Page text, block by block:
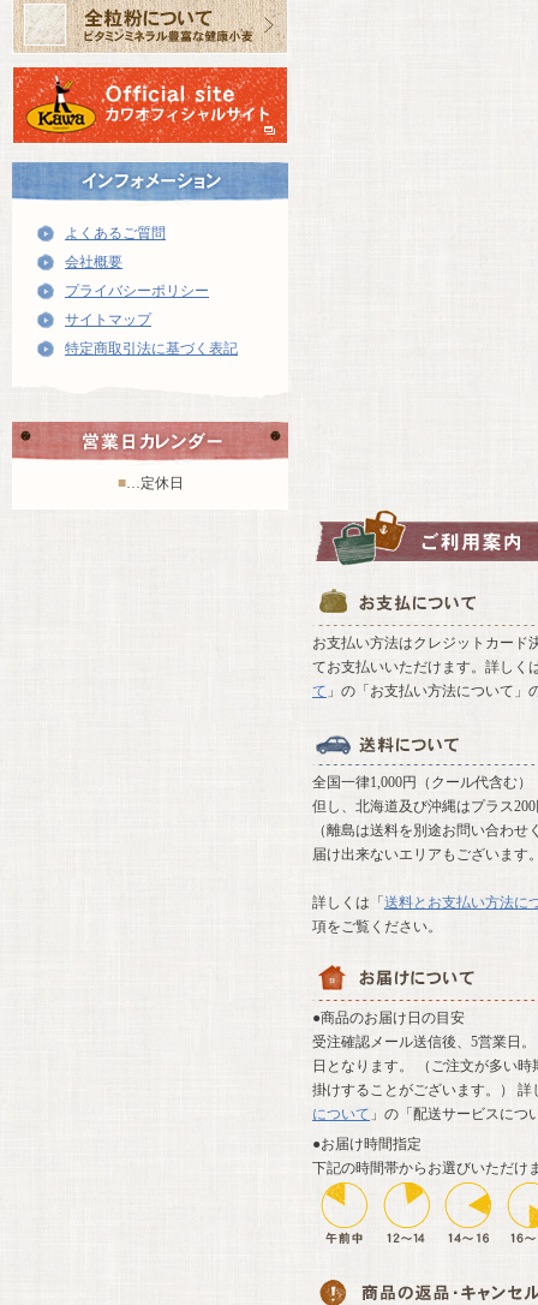
よくあるご質問
会社概要
プライバシーポリシー
サイトマップ
特定商取引法に基づく表記
■…定休日
お支払い方法はクレジットカード
てお支払いいただけます。詳しく
て 」の「お支払い方法について」
全国一律1,000円（クール代含む）
但し、北海道及び沖縄はプラス
（離島は送料を別途お問い合わ
届け出来ないエリアもございます
詳しくは「 送料とお支払い方法に
項をご覧ください。
●商品のお届け日の目安
受注確認メール送信後、5営業日
日となります。 （ご注文が多い
掛けすることがございます。） 詳
について 」の「配送サービスにつ
●お届け時間指定
下記の時間帯からお選びいただけ